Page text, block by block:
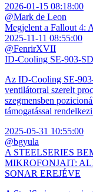
2026-01-15 08:18:00
@Mark de Leon
Megjelent a Fallout 4:
2025-11-11 08:55:00
@FenrirXVII
ID-Cooling SE-903-
Az ID-Cooling SE-
ventilátorral szerelt
szegmensben
támogatással
2025-05-31 10:55:00
@bgyula
A STEELSERIES
MIKROFONJAIT:
SONAR EREJÉVE